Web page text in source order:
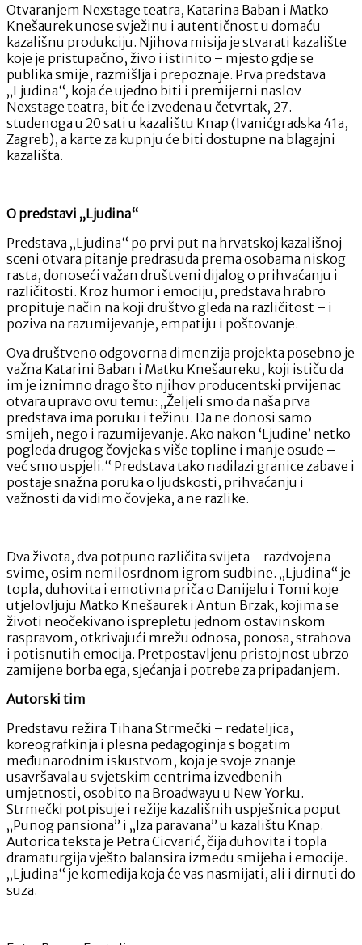
Otvaranjem Nexstage teatra, Katarina Baban i Matko
Knešaurek unose svježinu i autentičnost u domaću
kazališnu produkciju. Njihova misija je stvarati kazalište
koje je pristupačno, živo i istinito – mjesto gdje se
publika smije, razmišlja i prepoznaje. Prva predstava
„Ljudina“, koja će ujedno biti i premijerni naslov
Nexstage teatra, bit će izvedena u četvrtak, 27.
studenoga u 20 sati u kazalištu Knap (Ivanićgradska 41a,
Zagreb), a karte za kupnju će biti dostupne na blagajni
kazališta.
O predstavi „Ljudina“
Predstava „Ljudina“ po prvi put na hrvatskoj kazališnoj
sceni otvara pitanje predrasuda prema osobama niskog
rasta, donoseći važan društveni dijalog o prihvaćanju i
različitosti. Kroz humor i emociju, predstava hrabro
propituje način na koji društvo gleda na različitost – i
poziva na razumijevanje, empatiju i poštovanje.
Ova društveno odgovorna dimenzija projekta posebno je
važna Katarini Baban i Matku Knešaureku, koji ističu da
im je iznimno drago što njihov producentski prvijenac
otvara upravo ovu temu: „Željeli smo da naša prva
predstava ima poruku i težinu. Da ne donosi samo
smijeh, nego i razumijevanje. Ako nakon ‘Ljudine’ netko
pogleda drugog čovjeka s više topline i manje osude –
već smo uspjeli.“ Predstava tako nadilazi granice zabave i
postaje snažna poruka o ljudskosti, prihvaćanju i
važnosti da vidimo čovjeka, a ne razlike.
Dva života, dva potpuno različita svijeta – razdvojena
svime, osim nemilosrdnom igrom sudbine. „Ljudina“ je
topla, duhovita i emotivna priča o Danijelu i Tomi koje
utjelovljuju Matko Knešaurek i Antun Brzak, kojima se
životi neočekivano isprepletu jednom ostavinskom
raspravom, otkrivajući mrežu odnosa, ponosa, strahova
i potisnutih emocija. Pretpostavljenu pristojnost ubrzo
zamijene borba ega, sjećanja i potrebe za pripadanjem.
Autorski tim
Predstavu režira Tihana Strmečki – redateljica,
koreografkinja i plesna pedagoginja s bogatim
međunarodnim iskustvom, koja je svoje znanje
usavršavala u svjetskim centrima izvedbenih
umjetnosti, osobito na Broadwayu u New Yorku.
Strmečki potpisuje i režije kazališnih uspješnica poput
„Punog pansiona” i „Iza paravana” u kazalištu Knap.
Autorica teksta je Petra Cicvarić, čija duhovita i topla
dramaturgija vješto balansira između smijeha i emocije.
„Ljudina“ je komedija koja će vas nasmijati, ali i dirnuti do
suza.